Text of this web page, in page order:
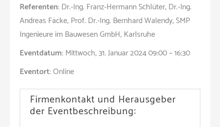
Referenten: Dr.-Ing. Franz-Hermann Schlüter, Dr.-Ing.
Andreas Fäcke, Prof. Dr.-Ing. Bernhard Walendy, SMP
Ingenieure im Bauwesen GmbH, Karlsruhe
Eventdatum:Mittwoch, 31. Januar 2024 09:00 – 16:30
Eventort:Online
Firmenkontakt und Herausgeber
der Eventbeschreibung: